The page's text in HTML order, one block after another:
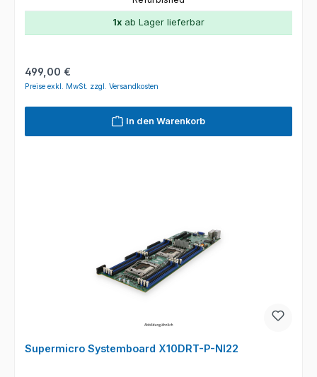
1x ab Lager lieferbar
Regulärer Preis:
499,00 €
Preise exkl. MwSt. zzgl. Versandkosten
In den Warenkorb
Supermicro Systemboard X10DRT-P-NI22